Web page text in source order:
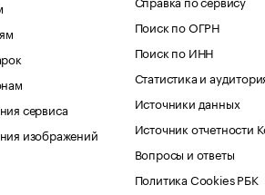
сервиса
изображений
Поиск по ОГРН
Поиск по ИНН
Статистика и
Источники данных
Источник отчетности
Вопросы и ответы
Политика Cookies РБК